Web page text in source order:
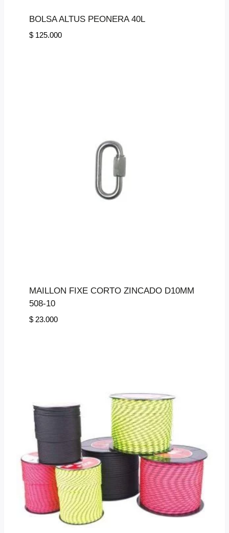
BOLSA ALTUS PEONERA 40L
$125.000
MAILLON FIXE CORTO ZINCADO D10MM
508-10
$23.000